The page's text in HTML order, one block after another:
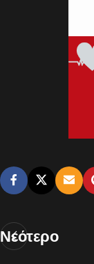
Νεότερο